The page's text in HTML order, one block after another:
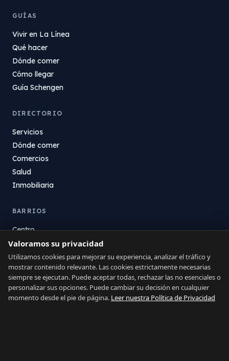
GUÍAS
Vivir en La Línea
Qué hacer
Dónde comer
Cómo llegar
Guía Schengen
DIRECTORIO
Servicios
Dónde comer
Comercios
Salud
Inmobiliaria
BARRIOS
Centro
La Atunara
Poniente
El Zabal
Santa Margarita
La Alcaidesa
Valoramos su privacidad
Utilizamos cookies para mejorar su experiencia, analizar el tráfico y
mostrar contenido relevante. Las cookies estrictamente necesarias
siempre se ejecutan. Puede aceptar todas, rechazar las no esenciales o
personalizar sus opciones. Puede cambiar su decisión en cualquier
momento desde el pie de página. Leer nuestra Política de Privacidad